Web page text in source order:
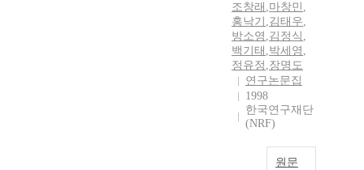
조창래 ,마창민 ,
홍낙기 ,김태우,
방소영 ,김정식 ,
백기태 ,박세영 ,
정유정 ,장명도
연구논문집
1998
한국연구재단
(NRF)
원문